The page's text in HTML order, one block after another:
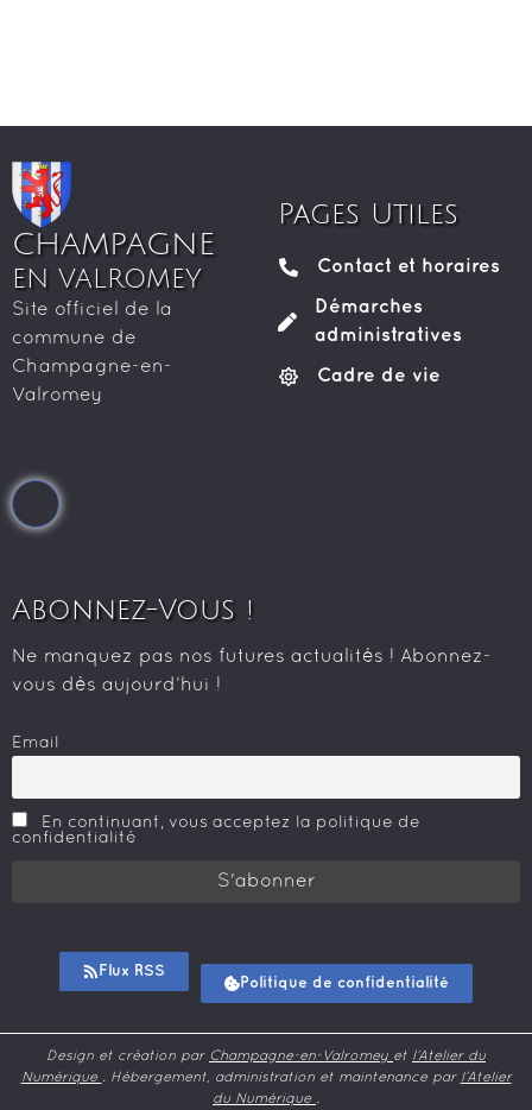
CHAMPAGNE
EN VALROMEY
Site officiel de la
commune de
Champagne-en-
Valromey
Pages Utiles
Contact et horaires
Démarches
administratives
Cadre de vie
Abonnez-Vous !
Ne manquez pas nos futures actualités ! Abonnez-
vous dès aujourd’hui !
Email
En continuant, vous acceptez la politique de
confidentialité
Flux RSS
Politique de confidentialité
Design et création par Champagne-en-Valromey et l’Atelier du
Numérique . Hébergement, administration et maintenance par l’Atelier
du Numérique .